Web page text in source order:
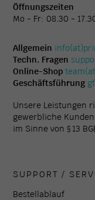
Öffnungszeiten
Mo - Fr: 08.30 -
Allgemein
Techn. Fragen
Online-Shop
Geschäftsführung
Unsere Leistungen
gewerbliche
im Sinne von § 13
SUPPORT /
Bestellablauf